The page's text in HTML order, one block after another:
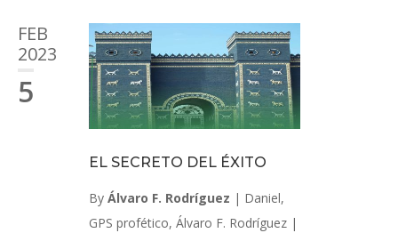
FEB
2023
5
EL SECRETO DEL ÉXITO
By Álvaro F. Rodríguez | Daniel,
GPS profético, Álvaro F. Rodríguez |